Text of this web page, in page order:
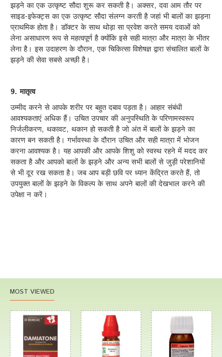
झड़ने का एक उत्कृष्ट सौदा शुरू कर सकती है। अक्सर, दवा आम तौर पर
साइड-इफेक्ट्स का एक उत्कृष्ट सौदा संलग्न करती है जहां भी बालों का झड़ना
प्राथमिक होता है। डॉक्टर के साथ थोड़ा सा प्रवेश करते समय दवाओं को
लेना असाधारण रूप से महत्वपूर्ण है क्योंकि इसे सही मात्रा और मात्रा के भीतर
लेना है। इस उदाहरण के दौरान, एक चिकित्सा विशेषज्ञ द्वारा संचालित बालों के
झड़ने की सेवा सबसे अच्छी है।
9. मातृत्व
उम्मीद करने से आपके शरीर पर बहुत दबाव पड़ता है। आहार संबंधी
आवश्यकताएं अधिक हैं। उचित उपचार की अनुपस्थिति के परिणामस्वरूप
निर्जलीकरण, थकावट, थकान हो सकती है जो अंत में बालों के झड़ने का
कारण बन सकती है। गर्भावस्था के दौरान उचित और सही मात्रा में भोजन
करना आवश्यक है। यह आपकी और आपके शिशु को स्वस्थ रहने में मदद कर
सकता है और आपको बालों के झड़ने और अन्य सभी बालों से जुड़ी परेशानियों
से भी दूर रख सकता है। जब आप बड़ी छवि पर ध्यान केंद्रित करते हैं, तो
उपयुक्त बालों के झड़ने के विकल्प के साथ अपने बालों की देखभाल करने की
उपेक्षा न करें।
MOST VIEWED